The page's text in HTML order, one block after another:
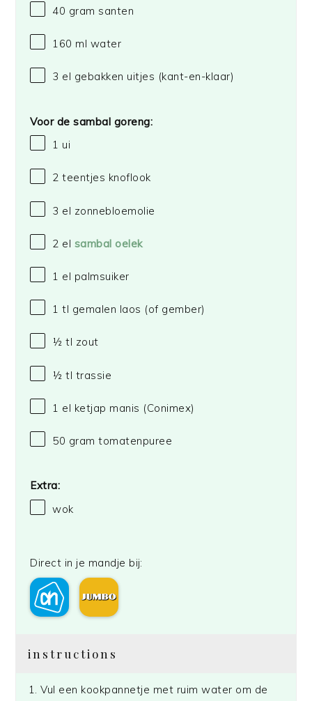
40 gram santen
160 ml water
3 el gebakken uitjes (kant-en-klaar)
Voor de sambal goreng:
1 ui
2 teentjes knoflook
3 el zonnebloemolie
2 el sambal oelek
1 el palmsuiker
1 tl gemalen laos (of gember)
½ tl zout
½ tl trassie
1 el ketjap manis (Conimex)
50 gram tomatenpuree
Extra:
wok
Direct in je mandje bij:
instructions
Vul een kookpannetje met ruim water om de